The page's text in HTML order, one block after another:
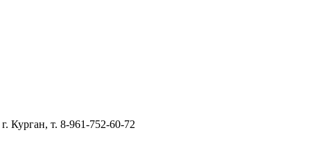
г. Курган, т. 8-961-752-60-72